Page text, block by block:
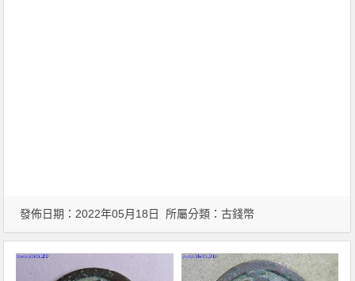
發佈日期：2022年05月18日 所屬分類：古錢幣